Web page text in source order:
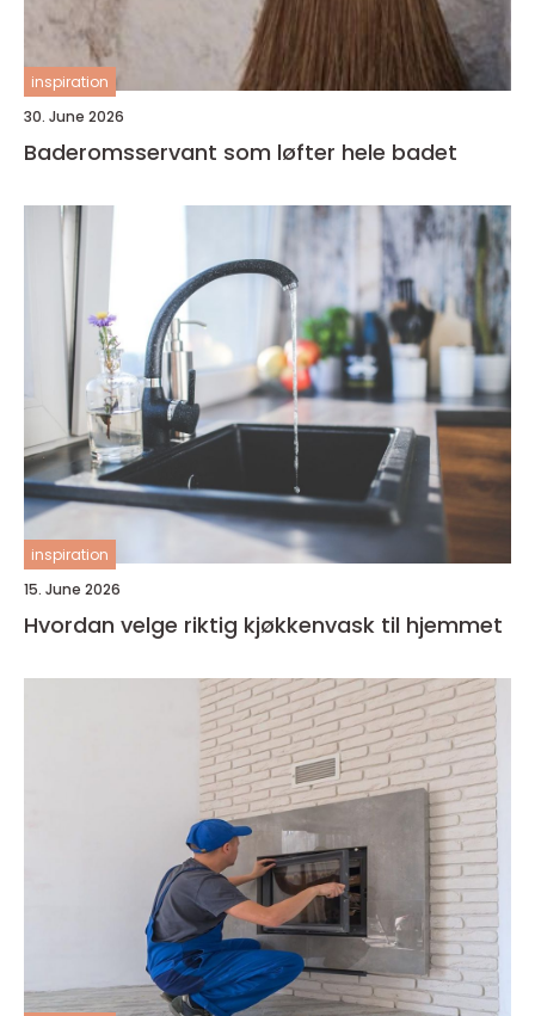
inspiration
30. June 2026
Baderomsservant som løfter hele badet
inspiration
15. June 2026
Hvordan velge riktig kjøkkenvask til hjemmet